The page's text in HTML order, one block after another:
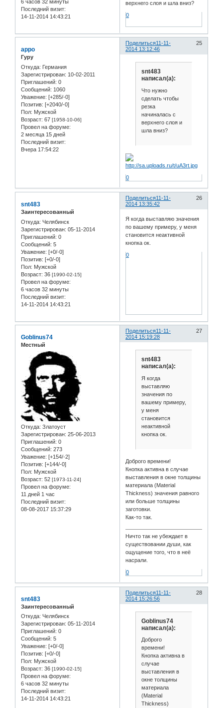
6 часов 32 минуты
Последний визит:
14-11-2014 14:43:21
верхнего слоя и шла вниз?
0
Поделиться 25
11-11-
2014 13:12:46
appo
Гуру
Откуда: Германия
Зарегистрирован: 10-02-2011
Приглашений: 0
Сообщений: 1060
Уважение: [+285/-0]
Позитив: [+2040/-0]
Пол: Мужской
Возраст: 67 [1958-10-06]
Провел на форуме:
2 месяца 15 дней
Последний визит:
Вчера 17:54:22
snt483
написал(а):
Что нужно
сделать чтобы
резка
начиналась с
верхнего слоя и
шла вниз?
0
Поделиться 26
11-11-
2014 13:35:42
snt483
Заинтересованный
Откуда: Челябинск
Зарегистрирован: 05-11-2014
Приглашений: 0
Сообщений: 5
Уважение: [+0/-0]
Позитив: [+0/-0]
Пол: Мужской
Возраст: 36 [1990-02-15]
Провел на форуме:
6 часов 32 минуты
Последний визит:
14-11-2014 14:43:21
Я когда выставляю значения
по вашему примеру, у меня
становится неактивной
кнопка ок.
0
Поделиться 27
11-11-
2014 15:19:28
Goblinus74
Местный
Откуда: Златоуст
Зарегистрирован: 25-06-2013
Приглашений: 0
Сообщений: 273
Уважение: [+154/-2]
Позитив: [+144/-0]
Пол: Мужской
Возраст: 52 [1973-11-24]
Провел на форуме:
11 дней 1 час
Последний визит:
08-08-2017 15:37:29
snt483
написал(а):
Я когда
выставляю
значения по
вашему примеру,
у меня
становится
неактивной
кнопка ок.
Доброго времени!
Кнопка активна в случае
выставления в окне толщины
материала (Material
Thickness) значения равного
или больше толщины
заготовки.
Как-то так.
Ничто так не убеждает в
существовании души, как
ощущение того, что в неё
насрали.
0
Поделиться 28
11-11-
2014 15:26:56
snt483
Заинтересованный
Откуда: Челябинск
Зарегистрирован: 05-11-2014
Приглашений: 0
Сообщений: 5
Уважение: [+0/-0]
Позитив: [+0/-0]
Пол: Мужской
Возраст: 36 [1990-02-15]
Провел на форуме:
6 часов 32 минуты
Последний визит:
14-11-2014 14:43:21
Goblinus74
написал(а):
Доброго
времени!
Кнопка активна в
случае
выставления в
окне толщины
материала
(Material
Thickness)